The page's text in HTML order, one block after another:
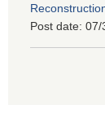
Post date: 07/